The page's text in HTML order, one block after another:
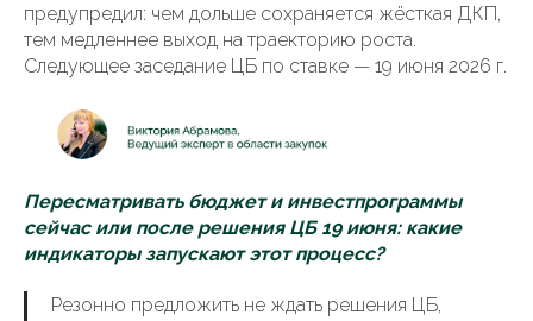
предупредил: чем дольше сохраняется жёсткая ДКП,
тем медленнее выход на траекторию роста.
Следующее заседание ЦБ по ставке — 19 июня 2026 г.
Пересматривать бюджет и инвестпрограммы
сейчас или после решения ЦБ 19 июня: какие
индикаторы запускают этот процесс?
Резонно предложить не ждать решения ЦБ,